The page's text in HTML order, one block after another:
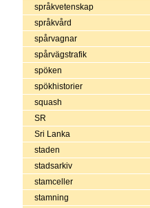
språkvetenskap
språkvård
spårvagnar
spårvägstrafik
spöken
spökhistorier
squash
SR
Sri Lanka
staden
stadsarkiv
stamceller
stamning